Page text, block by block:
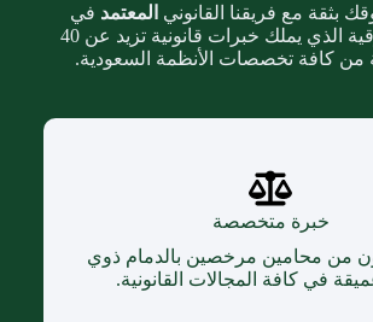
بثقة مع فريقنا القانوني المعتمد في
المنطقة الشرقية الذي يملك خبرات قانونية تزيد عن 40
من كافة تخصصات الأنظمة السعودية.
خبرة متخصصة
من محامين مرخصين بالدمام ذوي
في كافة المجالات القانونية.